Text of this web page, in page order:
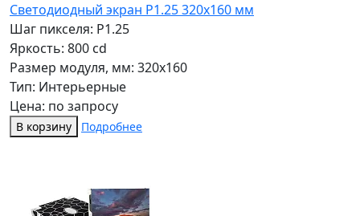
Светодиодный экран P1.25 320x160 мм
Шаг пикселя: P1.25
Яркость: 800 cd
Размер модуля, мм: 320x160
Тип: Интерьерные
Цена: по запросу
В корзину Подробнее